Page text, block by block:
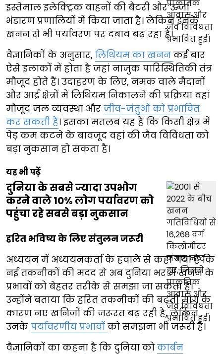
इस्तेमाल इलेक्ट्रिक वाहनों की बैटरी और ऊर्जा
भंडारण प्रणालियों में किया जाता है। लेकिन इनके
खनन से भी पर्यावरण पर दबाव बढ़ रहा है।
वैज्ञानिकों के अनुसार, लिथियम का खनन कई बार
ऐसे इलाकों में होता है जहां नाजुक पारिस्थितिकी तंत्र
मौजूद होते हैं। उदाहरण के लिए, नमक वाले मैदानों
और आर्द्र क्षेत्रों में लिथियम निकालने की प्रक्रिया वहां
मौजूद जल व्यवस्था और जीव-जंतुओं को प्रभावित
कर सकती है। इसका मतलब यह है कि किसी क्षेत्र में
पेड़ कम कटने के बावजूद वहां की जैव विविधता को
बड़ा नुकसान हो सकता है।
यह भी पढ़ें
दुनिया के सबसे ज्यादा उपभोग
करने वाले 10% लोग पर्यावरण को
पहुंचा रहे सबसे बड़ा नुकसान
हरित भविष्य के लिए संतुलन जरूरी
अध्ययन में अध्ययनकर्ता के हवाले से कहा गया है कि
नई तकनीकों की मदद से अब दुनिया भर में खनन के
प्रभावों को बेहतर तरीके से समझा जा सकता है।
उन्होंने बताया कि हरित तकनीकों की बढ़ती मांग के
कारण नए खनिजों की जरूरत बढ़ रही है, लेकिन
उनके पर्यावरणीय प्रभावों को समझना भी जरूरी है।
वैज्ञानिकों का कहना है कि दुनिया को कार्बन